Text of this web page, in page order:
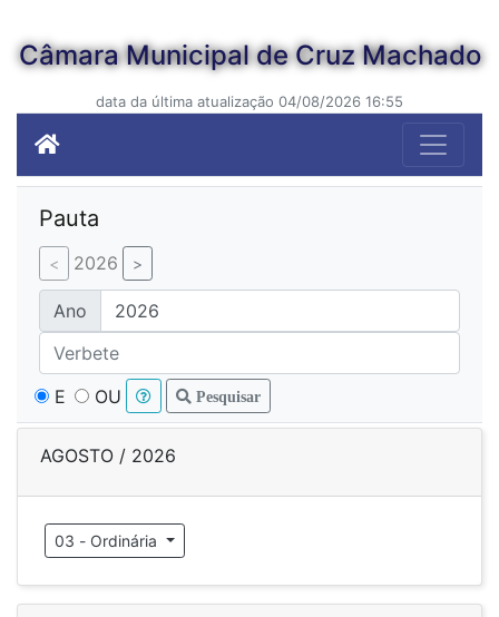
Câmara Municipal de Cruz Machado
data da última atualização 04/08/2026 16:55
Pauta
2026
Ano
E OU Pesquisar
AGOSTO / 2026
03 - Ordinária